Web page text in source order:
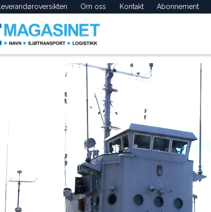
Leverandøroversikten Om oss Kontakt Abonnement